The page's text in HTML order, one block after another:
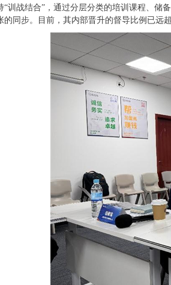
“训战结合”，通过分层分类的培训课程、储
的同步。目前，其内部晋升的督导比例已远